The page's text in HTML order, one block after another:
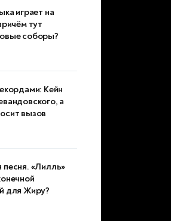
играет на
тут
соборы?
Кейн
а
вызов
«Лилль»
для Жиру?